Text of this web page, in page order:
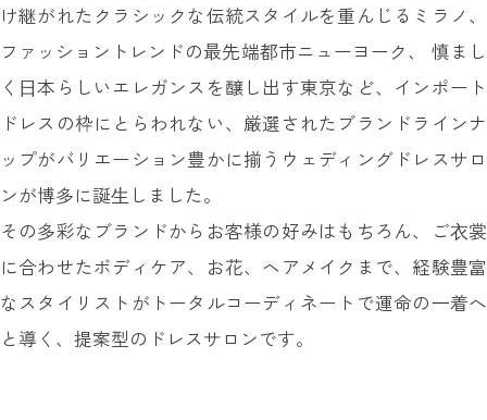
け継がれたクラシックな伝統スタイルを重んじるミラノ、
ファッショントレンドの最先端都市ニューヨーク、 慎まし
く⽇本らしいエレガンスを醸し出す東京など、インポート
ドレスの枠にとらわれない、厳選されたブランドラインナ
ップがバリエーション豊かに揃うウェディングドレスサロ
ンが博多に誕⽣しました。
その多彩なブランドからお客様の好みはもちろん、ご⾐裳
に合わせたボディケア、お花、ヘアメイクまで、経験豊富
なスタイリストがトータルコーディネートで運命の⼀着へ
と導く、提案型のドレスサロンです。